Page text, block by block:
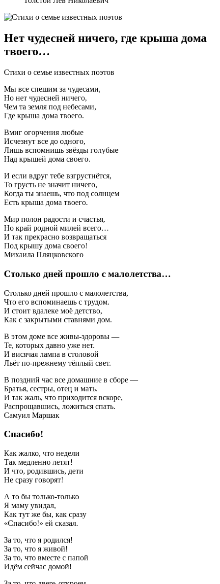
Нет чудесней ничего, где крыша дома
твоего…
Стихи о семье известных поэтов
Мы все спешим за чудесами,
Но нет чудесней ничего,
Чем та земля под небесами,
Где крыша дома твоего.
Вмиг огорчения любые
Исчезнут все до одного,
Лишь вспомнишь звёзды голубые
Над крышей дома своего.
И если вдруг тебе взгрустнётся,
То грусть не значит ничего,
Когда ты знаешь, что под солнцем
Есть крыша дома твоего.
Мир полон радости и счастья,
Но край родной милей всего…
И так прекрасно возвращаться
Под крышу дома своего!
Михаила Пляцковского
Столько дней прошло с малолетства…
Столько дней прошло с малолетства,
Что его вспоминаешь с трудом.
И стоит вдалеке моё детство,
Как с закрытыми ставнями дом.
В этом доме все живы-здоровы —
Те, которых давно уже нет.
И висячая лампа в столовой
Льёт по-прежнему тёплый свет.
В поздний час все домашние в сборе —
Братья, сестры, отец и мать.
И так жаль, что приходится вскоре,
Распрощавшись, ложиться спать.
Самуил Маршак
Спасибо!
Как жалко, что недели
Так медленно летят!
И что, родившись, дети
Не сразу говорят!
А то бы только-только
Я маму увидал,
Как тут же бы, как сразу
«Спасибо!» ей сказал.
За то, что я родился!
За то, что я живой!
За то, что вместе с папой
Идём сейчас домой!